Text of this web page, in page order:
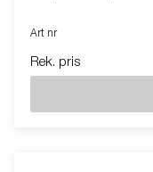
Art nr
Rek. pris